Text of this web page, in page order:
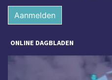
Aanmelden
ONLINE DAGBLADEN